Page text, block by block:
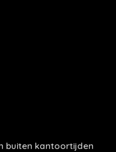
buiten kantoortijden